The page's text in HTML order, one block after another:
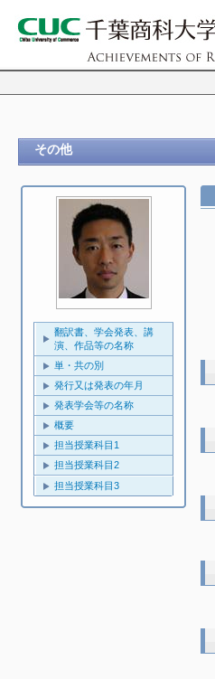
その他
翻訳書、学会発表、講
演、作品等の名称
単・共の別
発行又は発表の年月
発表学会等の名称
概要
担当授業科目1
担当授業科目2
担当授業科目3